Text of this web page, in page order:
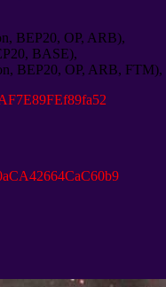
, BEP20, OP, ARB),
, BASE),
, BEP20, OP, ARB, FTM),